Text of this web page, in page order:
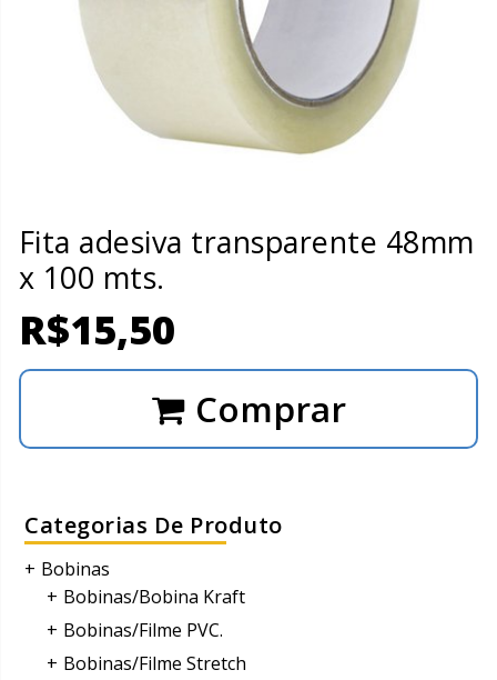
Fita adesiva transparente 48mm
x 100 mts.
R$15,50
Comprar
Categorias De Produto
Bobinas
Bobinas/Bobina Kraft
Bobinas/Filme PVC.
Bobinas/Filme Stretch